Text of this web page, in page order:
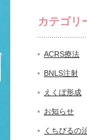
カテゴリ
ACRS療法
BNLS注射
えくぼ形成
お知らせ
くちびるの